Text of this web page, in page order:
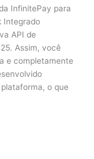
InfinitePay para
Integrado
API de
Assim, você
e completamente
o que